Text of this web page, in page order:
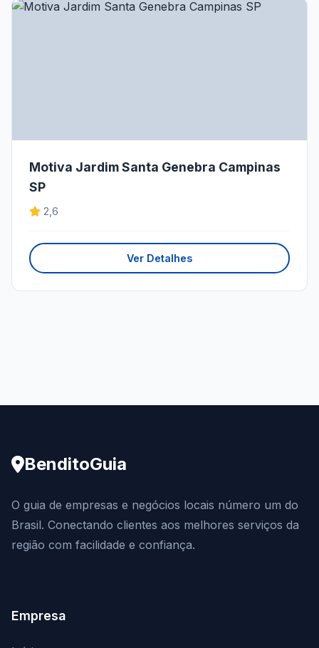
Motiva Jardim Santa Genebra Campinas
SP
2,6
Ver Detalhes
BenditoGuia
O guia de empresas e negócios locais número um do
Brasil. Conectando clientes aos melhores serviços da
região com facilidade e confiança.
Empresa